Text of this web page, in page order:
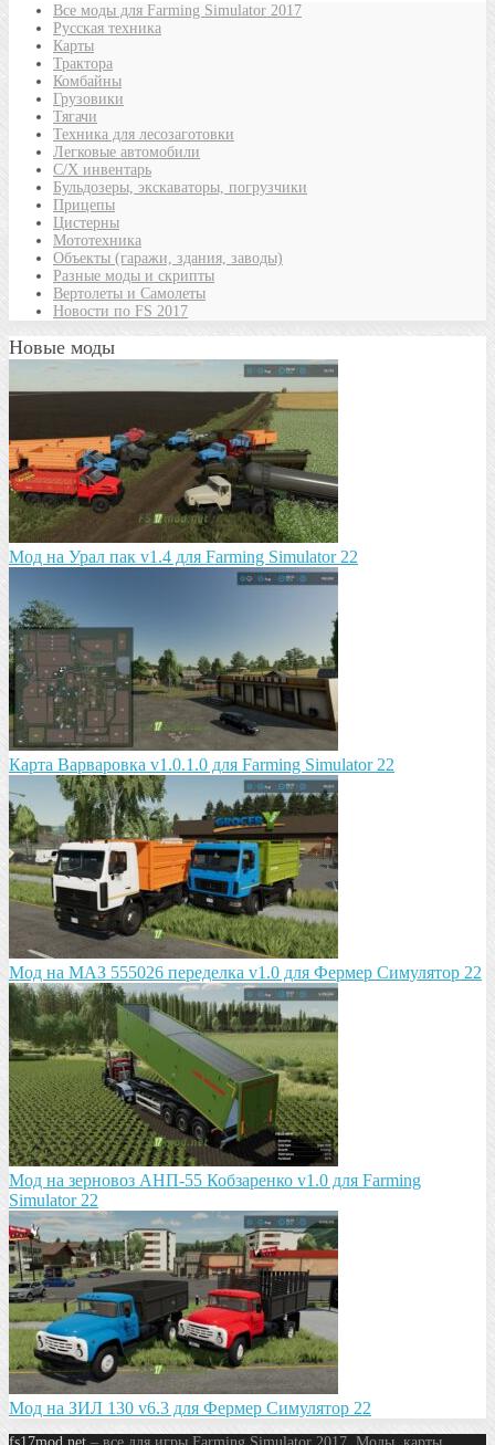
Все моды для Farming Simulator 2017
Русская техника
Карты
Трактора
Комбайны
Грузовики
Тягачи
Техника для лесозаготовки
Легковые автомобили
С/Х инвентарь
Бульдозеры, экскаваторы, погрузчики
Прицепы
Цистерны
Мототехника
Объекты (гаражи, здания, заводы)
Разные моды и скрипты
Вертолеты и Самолеты
Новости по FS 2017
Новые моды
Мод на Урал пак v1.4 для Farming Simulator 22
Карта Варваровка v1.0.1.0 для Farming Simulator 22
Мод на МАЗ 555026 пeрeдeлка v1.0 для Фермер Симулятор 22
Мод на зeрновоз АНП-55 Кобзарeнко v1.0 для Farming
Simulator 22
Мод на ЗИЛ 130 v6.3 для Фермер Симулятор 22
fs17mod.net – все для игры Farming Simulator 2017. Моды, карты,